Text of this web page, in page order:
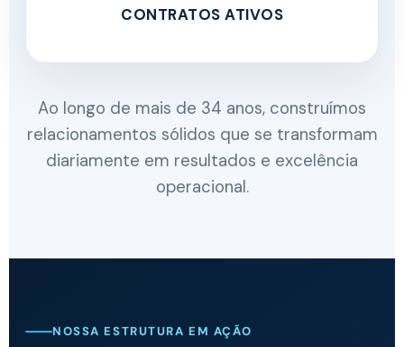
CONTRATOS ATIVOS
Ao longo de mais de 34 anos, construímos
relacionamentos sólidos que se transformam
diariamente em resultados e excelência
operacional.
NOSSA ESTRUTURA EM AÇÃO